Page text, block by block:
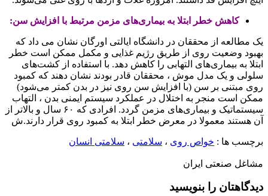
کاهش خطر ابتلا به بیماری‌های مزمن مرتبط با افزایش سن:
یک مطالعه از محققان در دانشگاه ایالتی اورگان نشان می داد که
بهبود وضعیت روی از طریق رژیم غذایی و مکمل ممکن است خطر
ابتلا به بیماری‌های التهابی را کاهش دهد. با استفاده از کشت‌های
سلولی و یک مدل موش ، محققان قادر بودند نشان دهند که کمبود
روی مبتنی بر سن (با افزایش سن روی نیز در بدن کمتر می‌شود)
ممکن است منجر به اختلال در عملکرد سیستم ایمنی بدن ، التهاب
سیستماتیک و بیماری‌های مزمن گردد. افرادی که ۶۰ سال و بالاتر از
آن هستند معمولا در معرض خطر ابتلا به کمبود روی قرار دارند.ش
برچسب ها : خواص روی ، سلامتی ، سلامتی انسان
مشاغل صنعتی ایران
دیدگاهتان را بنویسید